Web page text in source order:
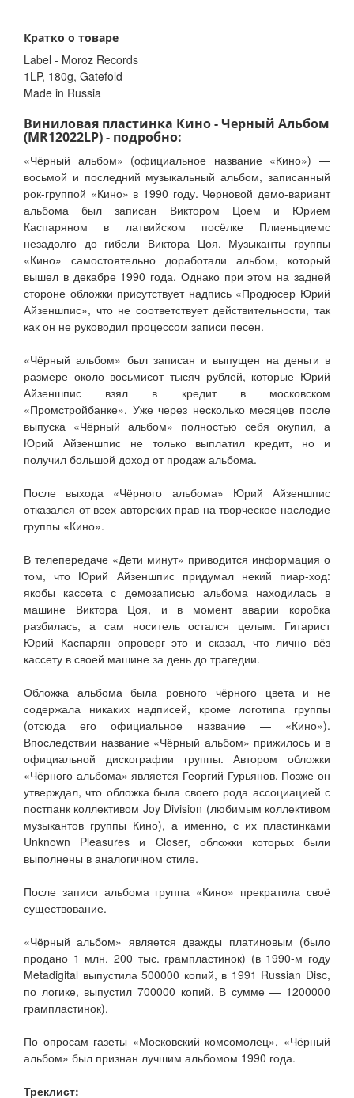
Кратко о товаре
Label - Moroz Records
1LP, 180g, Gatefold
Made in Russia
Виниловая пластинка Кино - Черный Альбом
(MR12022LP) - подробно:
«Чёрный альбом» (официальное название «Кино») —
восьмой и последний музыкальный альбом, записанный
рок-группой «Кино» в 1990 году. Черновой демо-вариант
альбома был записан Виктором Цоем и Юрием
Каспаряном в латвийском посёлке Плиеньциемс
незадолго до гибели Виктора Цоя. Музыканты группы
«Кино» самостоятельно доработали альбом, который
вышел в декабре 1990 года. Однако при этом на задней
стороне обложки присутствует надпись «Продюсер Юрий
Айзеншпис», что не соответствует действительности, так
как он не руководил процессом записи песен.
«Чёрный альбом» был записан и выпущен на деньги в
размере около восьмисот тысяч рублей, которые Юрий
Айзеншпис взял в кредит в московском
«Промстройбанке». Уже через несколько месяцев после
выпуска «Чёрный альбом» полностью себя окупил, а
Юрий Айзеншпис не только выплатил кредит, но и
получил большой доход от продаж альбома.
После выхода «Чёрного альбома» Юрий Айзеншпис
отказался от всех авторских прав на творческое наследие
группы «Кино».
В телепередаче «Дети минут» приводится информация о
том, что Юрий Айзеншпис придумал некий пиар-ход:
якобы кассета с демозаписью альбома находилась в
машине Виктора Цоя, и в момент аварии коробка
разбилась, а сам носитель остался целым. Гитарист
Юрий Каспарян опроверг это и сказал, что лично вёз
кассету в своей машине за день до трагедии.
Обложка альбома была ровного чёрного цвета и не
содержала никаких надписей, кроме логотипа группы
(отсюда его официальное название — «Кино»).
Впоследствии название «Чёрный альбом» прижилось и в
официальной дискографии группы. Автором обложки
«Чёрного альбома» является Георгий Гурьянов. Позже он
утверждал, что обложка была своего рода ассоциацией с
постпанк коллективом Joy Division (любимым коллективом
музыкантов группы Кино), а именно, с их пластинками
Unknown Pleasures и Closer, обложки которых были
выполнены в аналогичном стиле.
После записи альбома группа «Кино» прекратила своё
существование.
«Чёрный альбом» является дважды платиновым (было
продано 1 млн. 200 тыс. грампластинок) (в 1990-м году
Metadigital выпустила 500000 копий, в 1991 Russian Disc,
по логике, выпустил 700000 копий. В сумме — 1200000
грампластинок).
По опросам газеты «Московский комсомолец», «Чёрный
альбом» был признан лучшим альбомом 1990 года.
Треклист: